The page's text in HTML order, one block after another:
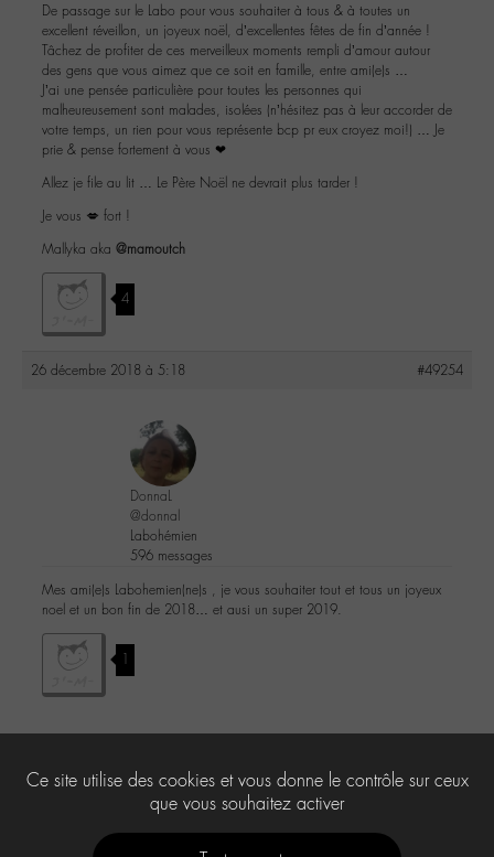
De passage sur le Labo pour vous souhaiter à tous & à toutes un
excellent réveillon, un joyeux noël, d’excellentes fêtes de fin d’année !
Tâchez de profiter de ces merveilleux moments rempli d’amour autour
des gens que vous aimez que ce soit en famille, entre ami(e)s …
J’ai une pensée particulière pour toutes les personnes qui
malheureusement sont malades, isolées (n’hésitez pas à leur accorder de
votre temps, un rien pour vous représente bcp pr eux croyez moi!) … Je
prie & pense fortement à vous ❤
Allez je file au lit … Le Père Noël ne devrait plus tarder !
Je vous 💋 fort !
Mallyka aka @mamoutch
4
26 décembre 2018 à 5:18 #49254
DonnaL
@donnal
Labohémien
596 messages
Mes ami(e)s Labohemien(ne)s , je vous souhaiter tout et tous un joyeux
noel et un bon fin de 2018… et ausi un super 2019.
1
Le forum ‘Le « chat » du corridor’ est fermé à de nouveaux sujets et
réponses.
Ce site utilise des cookies et vous donne le contrôle sur ceux
que vous souhaitez activer